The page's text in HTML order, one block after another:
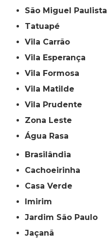
São Miguel Paulista
Tatuapé
Vila Carrão
Vila Esperança
Vila Formosa
Vila Matilde
Vila Prudente
Zona Leste
Água Rasa
Brasilândia
Cachoeirinha
Casa Verde
Imirim
Jardim São Paulo
Jaçanã